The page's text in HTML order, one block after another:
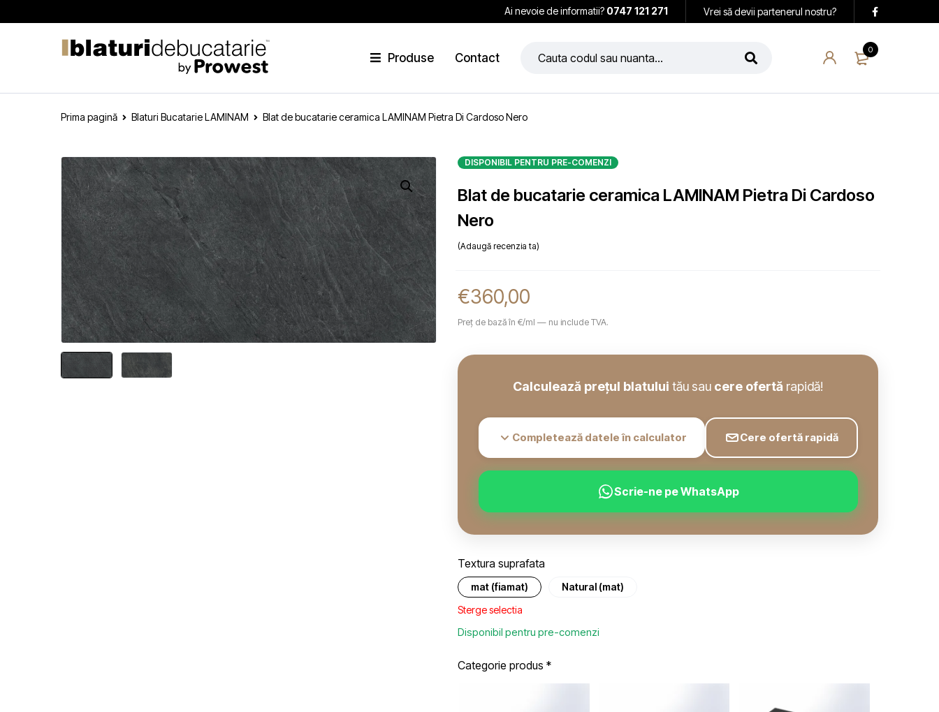
Vrei să devii partenerul nostru?
Ai nevoie de informatii? 0747 121 271
0
Produse Contact
Prima pagină Blaturi Bucatarie LAMINAM Blat de bucatarie ceramica LAMINAM Pietra Di Cardoso Nero
DISPONIBIL PENTRU PRE-COMENZI
Blat de bucatarie ceramica LAMINAM Pietra Di Cardoso
Nero
Adaugă recenzia ta
€360,00
Preț de bază în €/ml — nu include TVA.
Calculează prețul blatului tău sau cere ofertă rapidă!
Completează datele în calculator Cere ofertă rapidă
Scrie-ne pe WhatsApp
Textura suprafata
mat (fiamat)
Natural (mat)
Sterge selectia
Disponibil pentru pre-comenzi
Categorie produs *